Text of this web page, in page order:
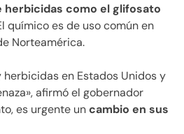
herbicidas como el glifosato
químico es de uso común en
Norteamérica.
en Estados Unidos y
afirmó el gobernador
es urgente uncambio en sus